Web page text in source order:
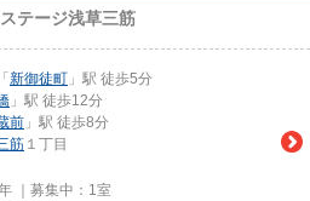
テージ浅草三筋
「 新御徒町 」駅 徒歩5分
」駅 徒歩12分
前 」駅 徒歩8分
筋 １丁目
｜募集中： 1室